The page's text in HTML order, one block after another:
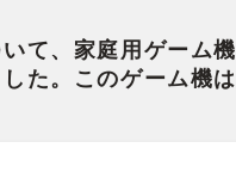
て、家庭用ゲーム機
た。このゲーム機は